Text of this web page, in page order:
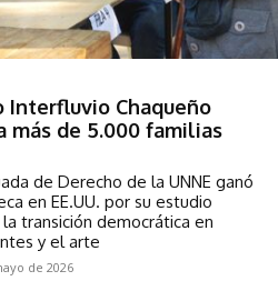
Interfluvio Chaqueño
más de 5.000 familias
de Derecho de la UNNE ganó
en EE.UU. por su estudio
transición democrática en
y el arte
de 2026